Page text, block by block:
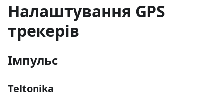
Налаштування GPS
трекерів
Імпульс
Teltonika